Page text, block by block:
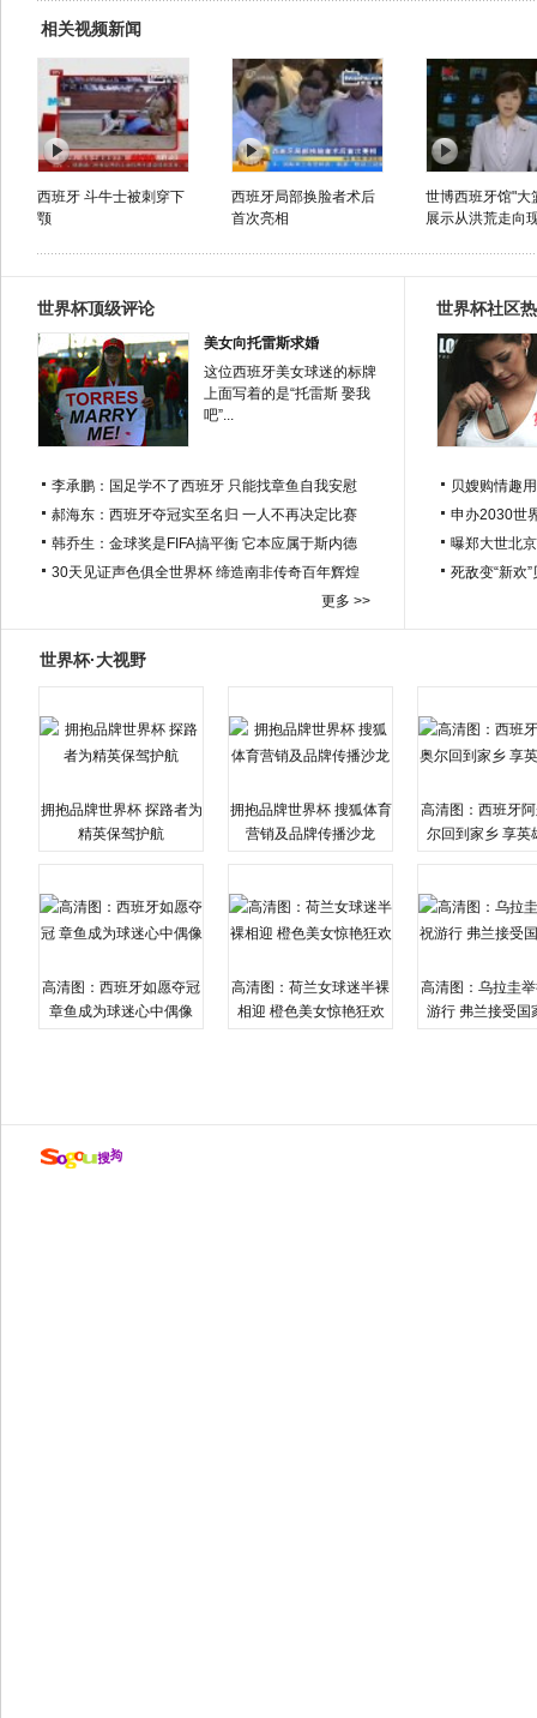
相关视频新闻
西班牙 斗牛士被刺穿下
颚
西班牙局部换脸者术后
首次亮相
世博西班牙馆"大
展示从洪荒走向
世界杯顶级评论
美女向托雷斯求婚
这位西班牙美女球迷的标牌
上面写着的是“托雷斯 娶我
吧”...
李承鹏：国足学不了西班牙 只能找章鱼自我安慰
郝海东：西班牙夺冠实至名归 一人不再决定比赛
韩乔生：金球奖是FIFA搞平衡 它本应属于斯内德
30天见证声色俱全世界杯 缔造南非传奇百年辉煌
更多 >>
世界杯社区
贝嫂购情趣
申办2030世
曝郑大世北
死敌变“新欢
世界杯·大视野
拥抱品牌世界杯 探路者为
精英保驾护航
拥抱品牌世界杯 搜狐体育
营销及品牌传播沙龙
高清图：西班牙
尔回到家乡 享英
高清图：西班牙如愿夺冠
章鱼成为球迷心中偶像
高清图：荷兰女球迷半裸
相迎 橙色美女惊艳狂欢
高清图：乌拉圭
游行 弗兰接受国